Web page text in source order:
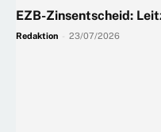
EZB-Zinsentscheid:
Redaktion 23/07/2026